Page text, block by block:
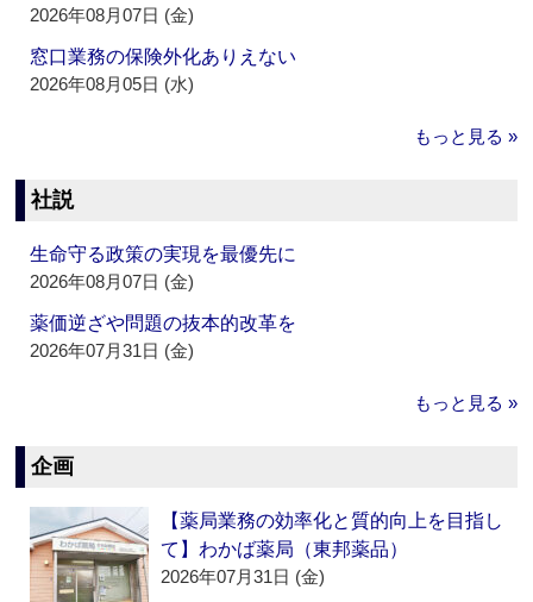
2026年08月07日 (金)
窓口業務の保険外化ありえない
2026年08月05日 (水)
もっと見る »
社説
生命守る政策の実現を最優先に
2026年08月07日 (金)
薬価逆ざや問題の抜本的改革を
2026年07月31日 (金)
もっと見る »
企画
【薬局業務の効率化と質的向上を目指し
て】わかば薬局（東邦薬品）
2026年07月31日 (金)